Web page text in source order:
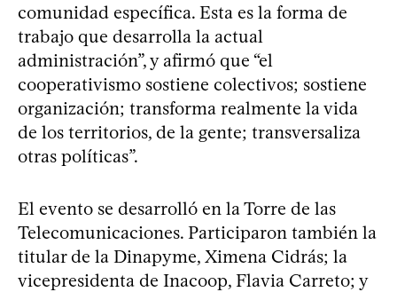
comunidad específica. Esta es la forma de
trabajo que desarrolla la actual
administración”, y afirmó que “el
cooperativismo sostiene colectivos; sostiene
organización; transforma realmente la vida
de los territorios, de la gente; transversaliza
otras políticas”.
El evento se desarrolló en la Torre de las
Telecomunicaciones. Participaron también la
titular de la Dinapyme, Ximena Cidrás; la
vicepresidenta de Inacoop, Flavia Carreto; y